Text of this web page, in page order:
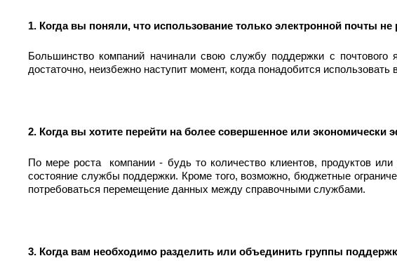
1. Когда вы поняли, что использование только электронной почты
Большинство компаний начинали свою службу поддержки с
достаточно, неизбежно наступит момент, когда понадобится
2. Когда вы хотите перейти на более совершенное или экономически
По мере роста компании - будь то количество клиентов, продуктов
состояние службы поддержки. Кроме того, возможно, бюджетные
потребоваться перемещение данных между справочными службами.
3. Когда вам необходимо разделить или объединить группы